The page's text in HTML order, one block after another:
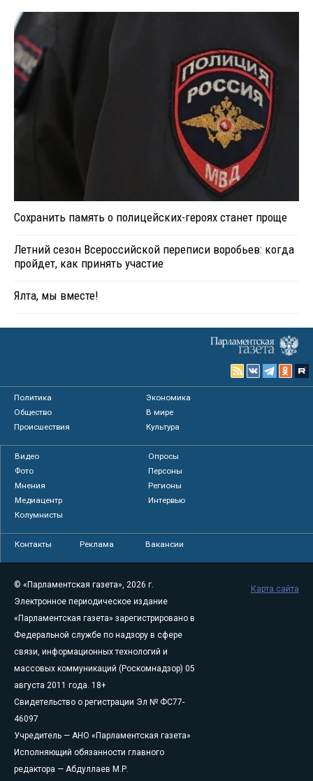
Сохранить память о полицейских-героях станет проще
Летний сезон Всероссийской переписи воробьев: когда
пройдет, как принять участие
Ялта, мы вместе!
Политика
Экономика
Общество
В мире
Происшествия
Культура
Видео
Опросы
Фото
Персоны
Мнения
Регионы
Медиацентр
Интервью
Колумнисты
Контакты Реклама Вакансии
© «Парламентская газета», 2026 г.
Электронное периодическое издание
«Парламентская газета» зарегистрировано в
Федеральной службе по надзору в сфере
связи, информационных технологий и
массовых коммуникаций (Роскомнадзор) 05
августа 2011 года. 18+
Свидетельство о регистрации Эл № ФС77-
46097
Учредитель — АНО «Парламентская газета»
Исполняющий обязанности главного
редактора — Абдуллаев М.Р.
Карта сайта